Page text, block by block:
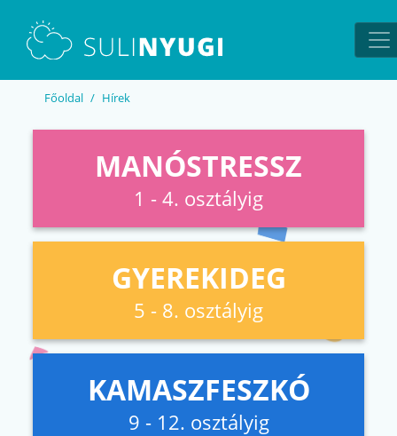
Főoldal Hírek
MANÓSTRESSZ
1 - 4. osztályig
GYEREKIDEG
5 - 8. osztályig
KAMASZFESZKÓ
9 - 12. osztályig